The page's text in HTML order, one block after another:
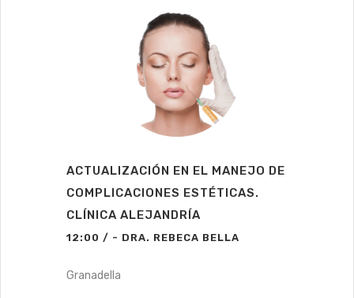
ACTUALIZACIÓN EN EL MANEJO DE
COMPLICACIONES ESTÉTICAS.
CLÍNICA ALEJANDRÍA
12:00 / - DRA. REBECA BELLA
Granadella